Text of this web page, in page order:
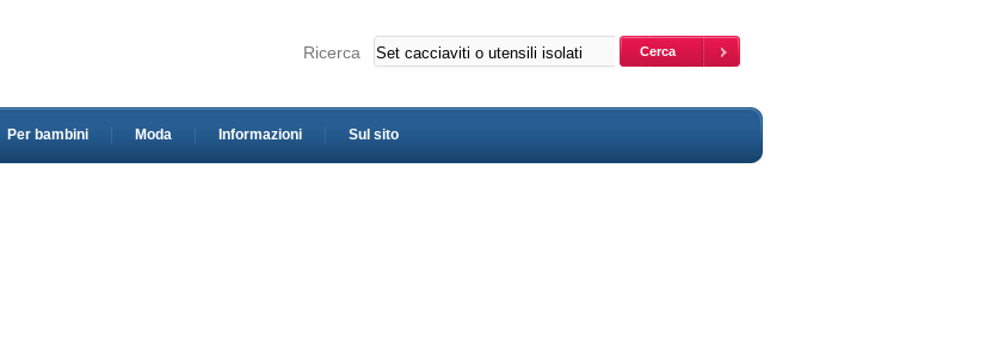
Ricerca
Per bambini Moda Informazioni Sul sito